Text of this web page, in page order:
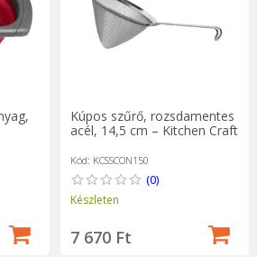
Kúpos szűrő, rozsdamentes
acél, 14,5 cm – Kitchen Craft
Kód: KCSSCON150
(0)
Készleten
7 670 Ft